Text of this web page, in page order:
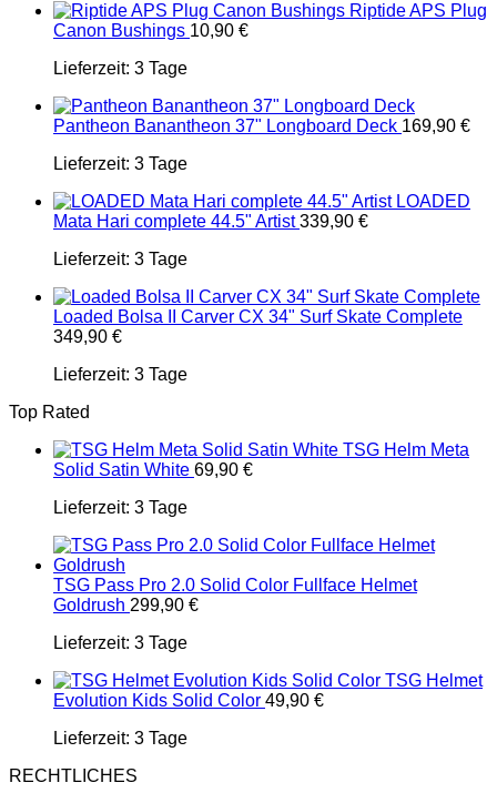
Riptide APS Plug
Canon Bushings 10,90 €
Lieferzeit: 3 Tage
Pantheon Banantheon 37" Longboard Deck 169,90 €
Lieferzeit: 3 Tage
LOADED
Mata Hari complete 44.5" Artist 339,90 €
Lieferzeit: 3 Tage
Loaded Bolsa II Carver CX 34" Surf Skate Complete
349,90 €
Lieferzeit: 3 Tage
Top Rated
TSG Helm Meta
Solid Satin White 69,90 €
Lieferzeit: 3 Tage
TSG Pass Pro 2.0 Solid Color Fullface Helmet
Goldrush 299,90 €
Lieferzeit: 3 Tage
TSG Helmet
Evolution Kids Solid Color 49,90 €
Lieferzeit: 3 Tage
RECHTLICHES